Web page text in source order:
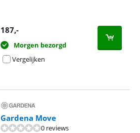
187,-
Morgen bezorgd
Vergelijken
Gardena Move
0 reviews